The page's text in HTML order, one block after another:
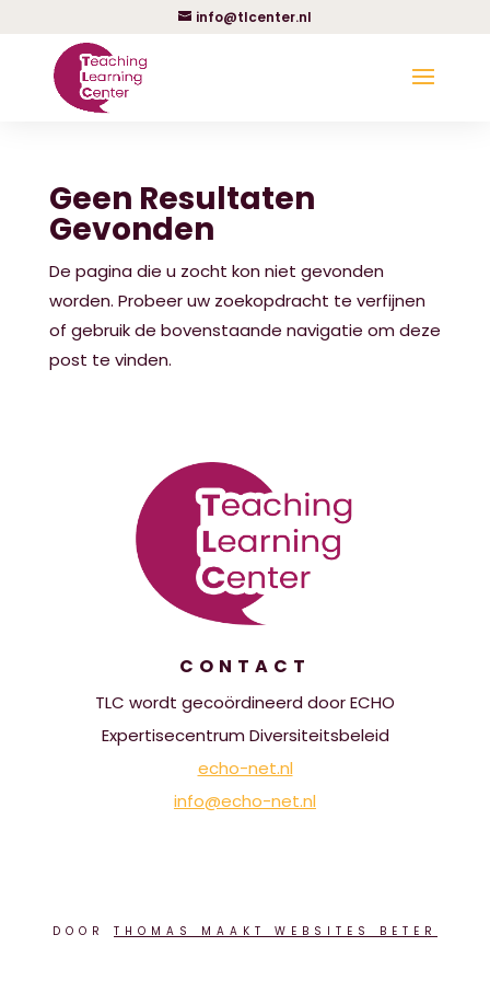
info@tlcenter.nl
Geen Resultaten
Gevonden
De pagina die u zocht kon niet gevonden
worden. Probeer uw zoekopdracht te verfijnen
of gebruik de bovenstaande navigatie om deze
post te vinden.
CONTACT
TLC wordt gecoördineerd door ECHO
Expertisecentrum Diversiteitsbeleid
echo-net.nl
info@echo-net.nl
DOOR THOMAS MAAKT WEBSITES BETER